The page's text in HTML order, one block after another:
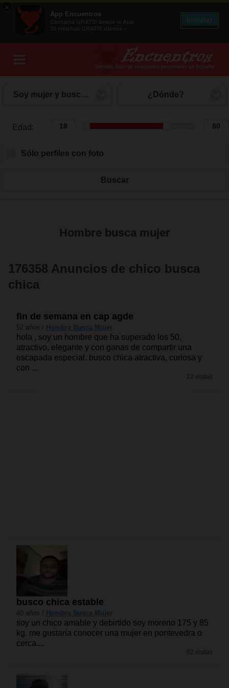
×
App Encuentros
Contacta GRATIS desde la App
25 créditos GRATIS diarios -
Soy mujer y busco hombre ¿Dónde?
Edad: Edad:
Sólo perfiles con foto
Buscar
Hombre busca mujer
176358 Anuncios de chico busca
chica
fin de semana en cap agde
52 años / Hombre Busca Mujer
hola , soy un hombre que ha superado los 50,
atractivo, elegante y con ganas de compartir una
escapada especial. busco chica atractiva, curiosa y
con ...
22 visitas
busco chica estable
40 años / Hombre Busca Mujer
soy un chico amable y debirtido soy moreno 175 y 85
kg. me gustaría conocer una mujer en pontevedra o
cerca....
82 visitas